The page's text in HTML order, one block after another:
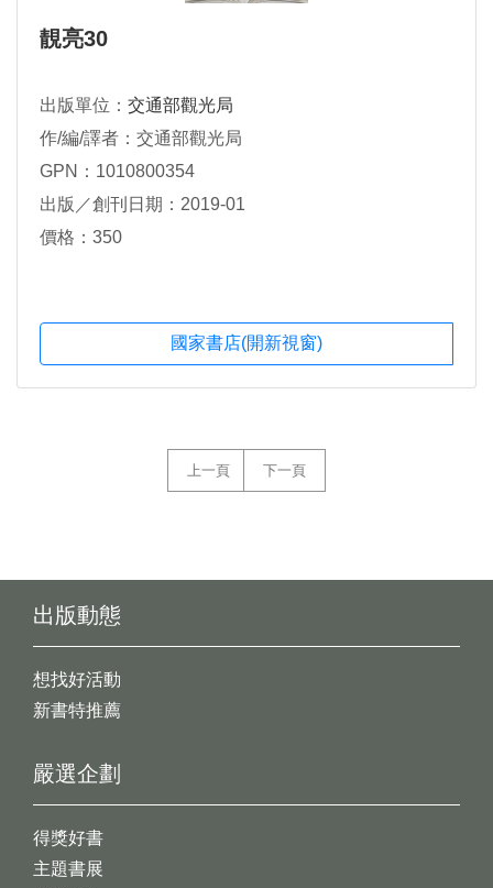
靚亮30
出版單位： 交通部觀光局
作/編/譯者：交通部觀光局
GPN：1010800354
出版／創刊日期：2019-01
價格：350
國家書店(開新視窗)
上一頁 下一頁
出版動態
想找好活動
新書特推薦
嚴選企劃
得獎好書
主題書展